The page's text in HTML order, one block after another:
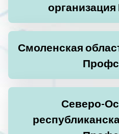
Смоленская
Северо-